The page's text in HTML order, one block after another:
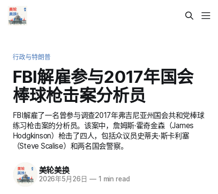
行政与特朗普
FBI解雇参与2017年国会
棒球枪击案分析员
FBI解雇了一名曾参与调查2017年弗吉尼亚州国会共和党棒球
练习枪击案的分析员。该案中，詹姆斯·霍奇金森（James
Hodgkinson）枪击了四人，包括众议员史蒂夫·斯卡利塞
（Steve Scalise）和两名国会警察。
美轮美换
2026年5月26日 —1 min read